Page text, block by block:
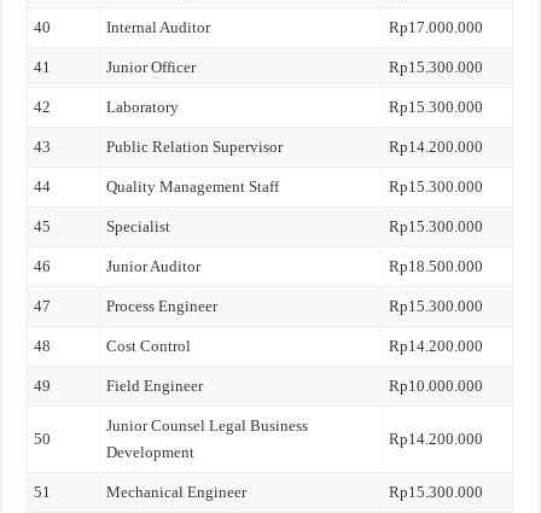
40 Internal Auditor Rp17.000.000
41 Junior Officer Rp15.300.000
42 Laboratory Rp15.300.000
43 Public Relation Supervisor Rp14.200.000
44 Quality Management Staff Rp15.300.000
45 Specialist Rp15.300.000
46 Junior Auditor Rp18.500.000
47 Process Engineer Rp15.300.000
48 Cost Control Rp14.200.000
49 Field Engineer Rp10.000.000
50
Junior Counsel Legal Business
Development
Rp14.200.000
51 Mechanical Engineer Rp15.300.000